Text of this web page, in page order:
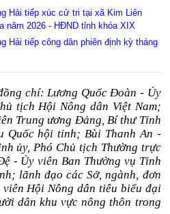
Hải tiếp xúc cử tri tại xã Kim Liên
2026 - HĐND tỉnh khóa XIX
Hải tiếp công dân phiên định kỳ tháng
chí: Lương Quốc Đoàn - Ủy
tịch Hội Nông dân Việt Nam;
Trung ương Đảng, Bí thư Tỉnh
Quốc hội tỉnh;Bùi Thanh An -
ủy, Phó Chủ tịch Thường trực
- Ủy viên Ban Thường vụ Tỉnh
lãnh đạo các Sở, ngành, đơn
viênHội Nông dân tiêu biểu đại
dân khu vực nông thôn trong